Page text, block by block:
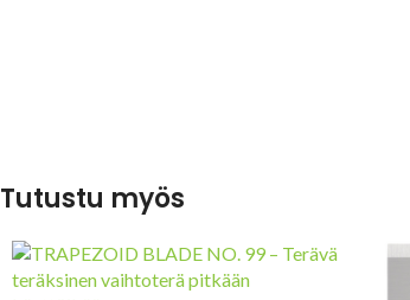
Tutustu myös